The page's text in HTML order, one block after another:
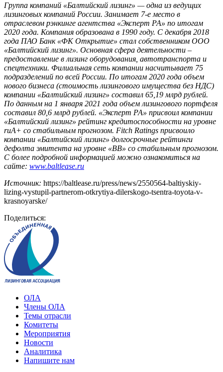
Группа компаний «Балтийский лизинг» — одна из ведущих
лизинговых компаний России. Занимает 7-е место в
отраслевом рэнкинге агентства «Эксперт РА» по итогам
2020 года. Компания образована в 1990 году. С декабря 2018
года ПАО Банк «ФК Открытие» стал собственником ООО
«Балтийский лизинг». Основная сфера деятельности –
предоставление в лизинг оборудования, автотранспорта и
спецтехники. Филиальная сеть компании насчитывает 75
подразделений по всей России. По итогам 2020 года объем
нового бизнеса (стоимость лизингового имущества без НДС)
компании «Балтийский лизинг» составил 65,19 млрд рублей.
По данным на 1 января 2021 года объем лизингового портфеля
составил 80,6 млрд рублей. «Эксперт РА» присвоил компании
«Балтийский лизинг» рейтинг кредитоспособности на уровне
ruA+ со стабильным прогнозом. Fitch Ratings присвоило
компании «Балтийский лизинг» долгосрочные рейтинги
дефолта эмитента на уровне «BB» со стабильным прогнозом.
С более подробной информацией можно ознакомиться на
сайте: www.baltlease.ru
Источник: https://baltlease.ru/press/news/2550564-baltiyskiy-
lizing-vystupil-partnerom-otkrytiya-dilerskogo-tsentra-toyota-v-
krasnoyarske/
Поделиться:
ОЛА
Члены ОЛА
Темы отрасли
Комитеты
Мероприятия
Новости
Аналитика
Напишите нам